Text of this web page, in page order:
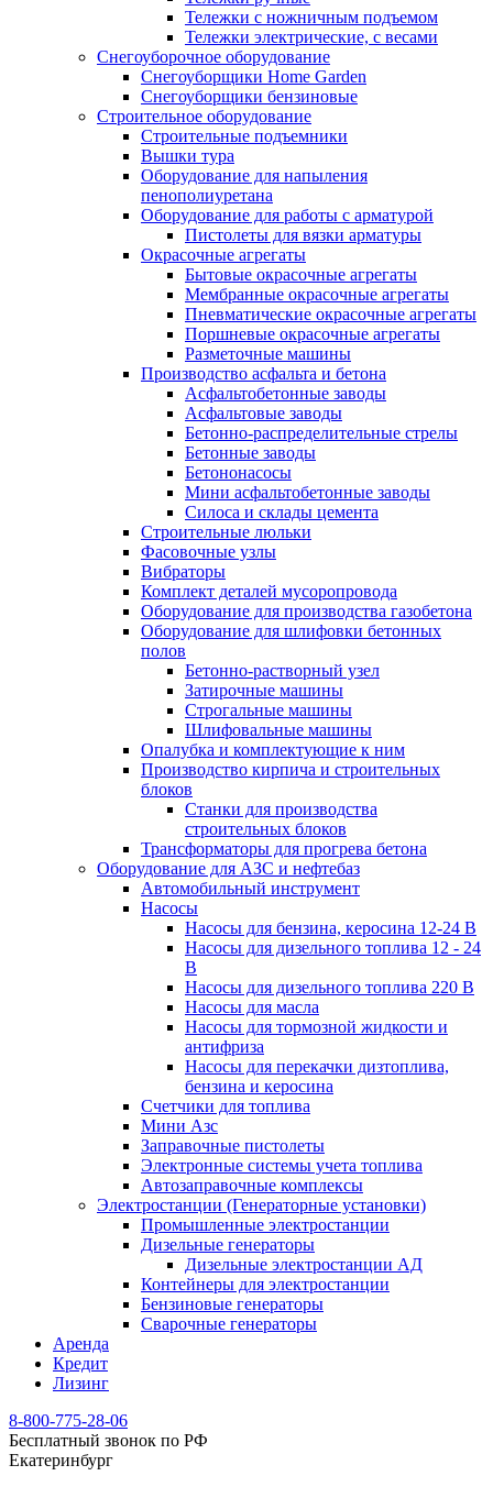
Тележки с ножничным подъемом
Тележки электрические, с весами
Снегоуборочное оборудование
Снегоуборщики Home Garden
Снегоуборщики бензиновые
Строительное оборудование
Cтроительные подъемники
Вышки тура
Оборудование для напыления
пенополиуретана
Оборудование для работы с арматурой
Пистолеты для вязки арматуры
Окрасочные агрегаты
Бытовые окрасочные агрегаты
Мембранные окрасочные агрегаты
Пневматические окрасочные агрегаты
Поршневые окрасочные агрегаты
Разметочные машины
Производство асфальта и бетона
Асфальтобетонные заводы
Асфальтовые заводы
Бетонно-распределительные стрелы
Бетонные заводы
Бетононасосы
Мини асфальтобетонные заводы
Силоса и склады цемента
Строительные люльки
Фасовочные узлы
Вибраторы
Комплект деталей мусоропровода
Оборудование для производства газобетона
Оборудование для шлифовки бетонных
полов
Бетонно-растворный узел
Затирочные машины
Строгальные машины
Шлифовальные машины
Опалубка и комплектующие к ним
Производство кирпича и строительных
блоков
Cтанки для производства
строительных блоков
Трансформаторы для прогрева бетона
Оборудование для АЗС и нефтебаз
Автомобильный инструмент
Насосы
Насосы для бензина, керосина 12-24 В
Насосы для дизельного топлива 12 - 24
В
Насосы для дизельного топлива 220 В
Насосы для масла
Насосы для тормозной жидкости и
антифриза
Насосы для перекачки дизтоплива,
бензина и керосина
Счетчики для топлива
Мини Азс
Заправочные пистолеты
Электронные системы учета топлива
Автозаправочные комплексы
Электростанции (Генераторные установки)
Промышленные электростанции
Дизельные генераторы
Дизельные электростанции АД
Контейнеры для электростанции
Бензиновые генераторы
Сварочные генераторы
Аренда
Кредит
Лизинг
8-800-775-28-06
Бесплатный звонок по РФ
Екатеринбург